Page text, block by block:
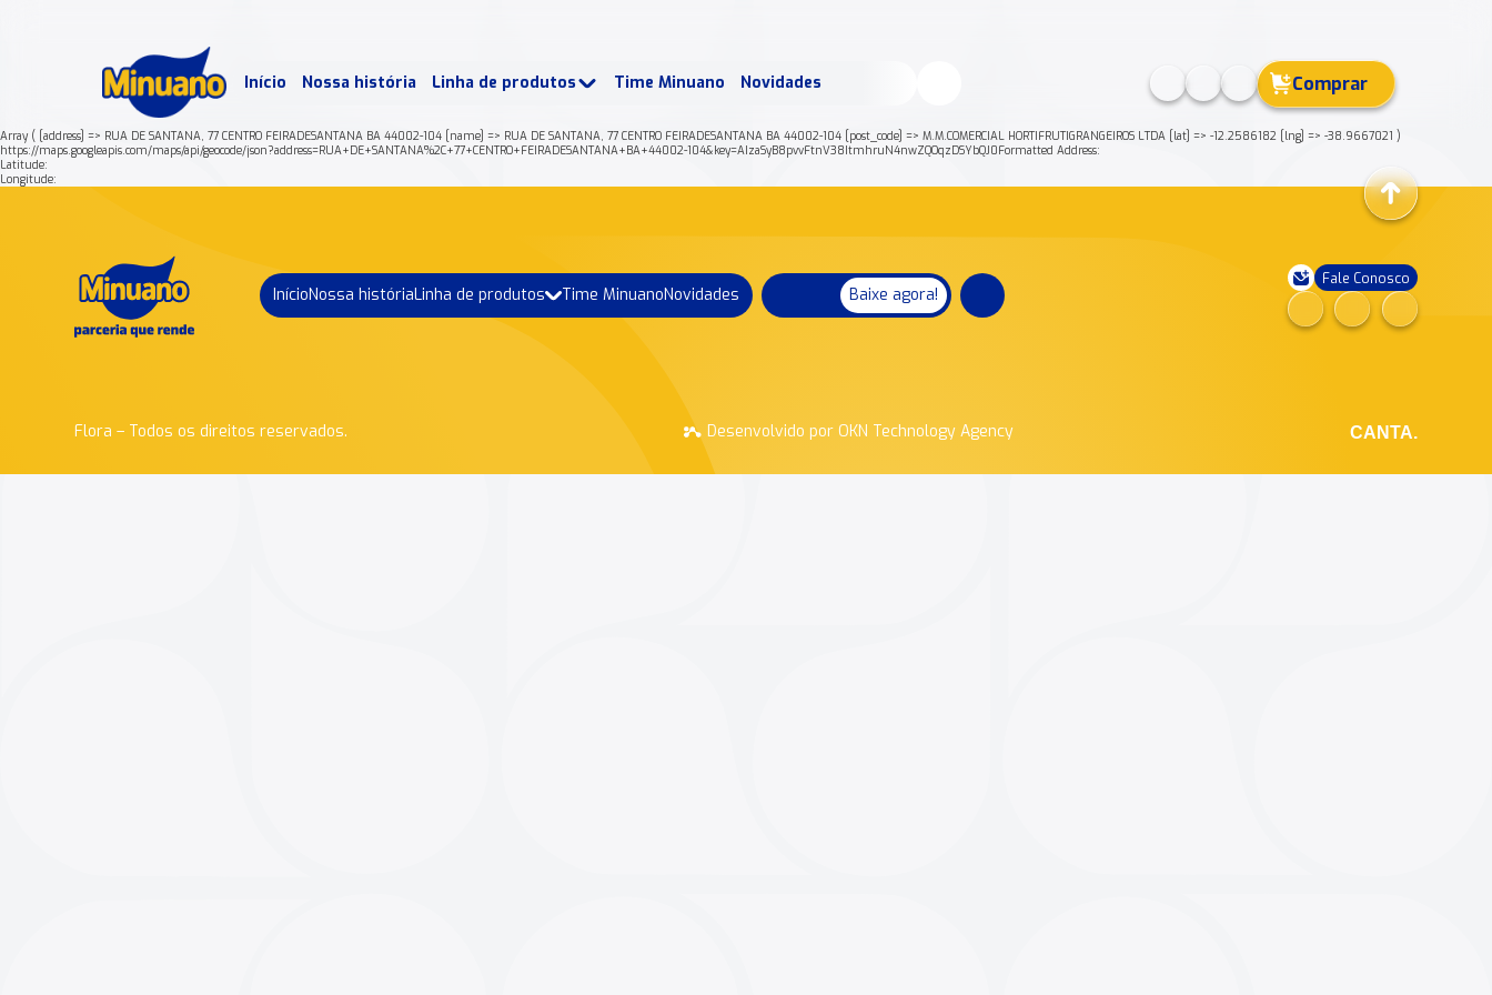
Início Nossa história Linha de produtos Time Minuano Novidades Comprar
Array ( [address] => RUA DE SANTANA, 77 CENTRO FEIRADESANTANA BA 44002-104 [name] => RUA DE SANTANA, 77 CENTRO FEIRADESANTANA BA 44002-104 [post_code] => M.M.COMERCIAL HORTIFRUTIGRANGEIROS LTDA [lat] => -12.2586182 [lng] => -38.9667021 )
https://maps.googleapis.com/maps/api/geocode/json?address=RUA+DE+SANTANA%2C+77+CENTRO+FEIRADESANTANA+BA+44002-104&key=AIzaSyB8pvvFtnV38ItmhruN4nwZQOqzDSYbQJ0Formatted Address:
Latitude:
Longitude:
InícioNossa históriaLinha de produtos Time MinuanoNovidades Baixe agora!
Fale Conosco
Flora – Todos os direitos reservados. Desenvolvido por OKN Technology Agency CANTA.